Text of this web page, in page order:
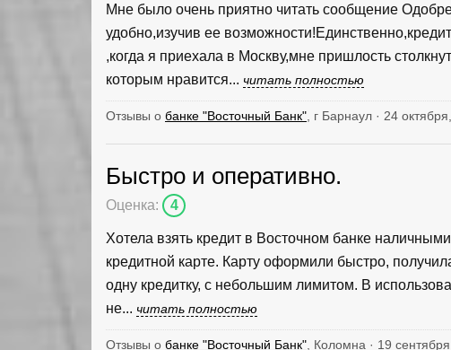
Мне было очень приятно читать сообщение
удобно,изучив ее
,когда я приехала в Москву,мне пришлость
которым нравится... читать полностью
Отзывы о банке "Восточный Банк" , г Барнаул · 24
Быстро и оперативно.
Оценка: 4
Хотела взять кредит в Восточном банке
кредитной карте. Карту оформили быстро,
одну кредитку, с небольшим лимитом. В
не... читать полностью
Отзывы о банке "Восточный Банк" , Коломна · 19